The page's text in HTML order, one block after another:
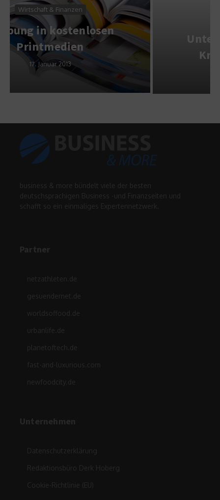
Wirtschaft & Finanzen
Wie profitieren
Unternehmen von einem
Krypto-Investment?
29. Mai 2024
business & more bündelt viele der besten
deutschsprachigen Business -und Finanzseiten und
schafft so ein einmaliges Expertennetzwerk.
Partner
netzathleten.de
gesuendernet.de
worldsoffood.de
urbanlife.de
planetoftech.de
fast-and-luxurious.com
newfoodcity.de
Unternehmen
Datenschutzerklärung
Redaktionsbüro Derk Hoberg
Cookie-Richtlinie (EU)